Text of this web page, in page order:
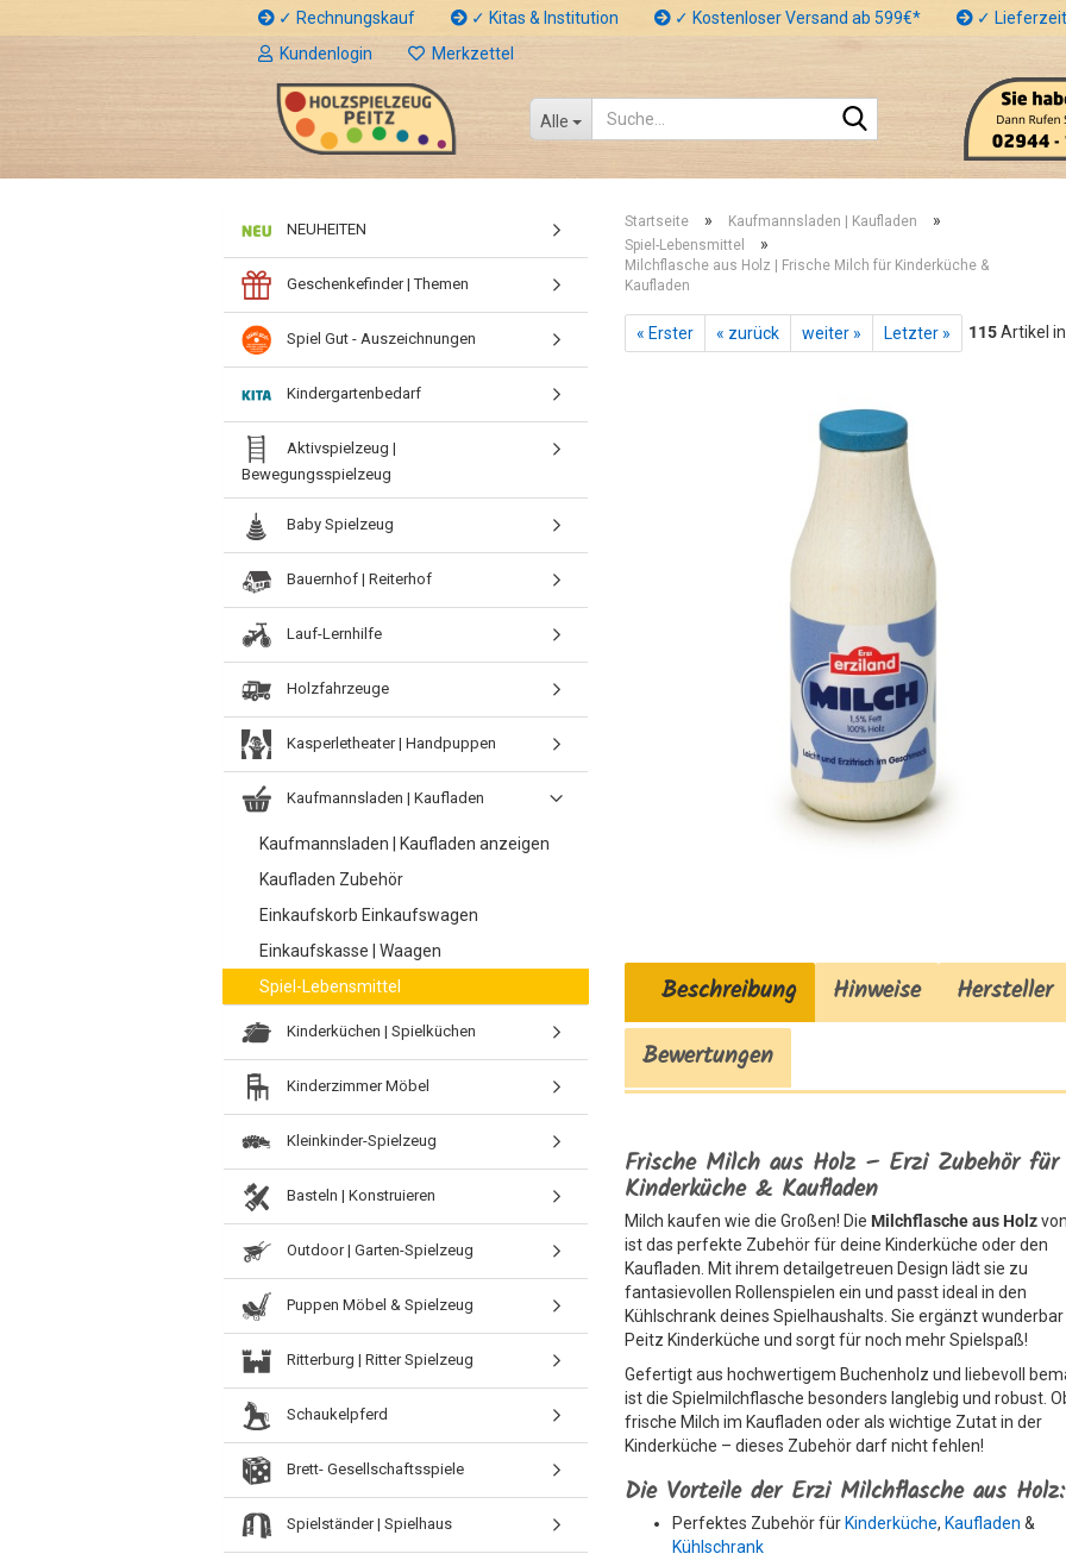
✓ Rechnungskauf ✓ Kitas & Institution ✓ Kostenloser Versand ab 599€*
✓
Kundenlogin
Merkzettel
Alle
Startseite » Kaufmannsladen | Kaufladen »
Spiel-Lebensmittel »
Milchflasche aus Holz | Frische Milch für Kinderküche &
Kaufladen
« Erster « zurück weiter » Letzter » 115Artikel
Beschreibung Hinweise
Hersteller
Bewertungen
Frische Milch aus Holz – Erzi Zubehör für
Kinderküche & Kaufladen
Milch kaufen wie die Großen! Die Milchflasche aus Holz
ist das perfekte Zubehör für deine Kinderküche oder den
Kaufladen. Mit ihrem detailgetreuen Design lädt sie zu
fantasievollen Rollenspielen ein und passt ideal in den
Kühlschrank deines Spielhaushalts. Sie ergänzt
Peitz Kinderküche und sorgt für noch mehr Spielspaß!
Gefertigt aus hochwertigem Buchenholz und liebevoll
ist die Spielmilchflasche besonders langlebig und robust.
frische Milch im Kaufladen oder als wichtige Zutat in der
Kinderküche – dieses Zubehör darf nicht fehlen!
Die Vorteile der Erzi Milchflasche aus Holz:
Perfektes Zubehör für Kinderküche, Kaufladen &
Kühlschrank
NEUHEITEN
Geschenkefinder | Themen
Spiel Gut - Auszeichnungen
Kindergartenbedarf
Aktivspielzeug |
Bewegungsspielzeug
Baby Spielzeug
Bauernhof | Reiterhof
Lauf-Lernhilfe
Holzfahrzeuge
Kasperletheater | Handpuppen
Kaufmannsladen | Kaufladen
Kaufmannsladen | Kaufladen anzeigen
Kaufladen Zubehör
Einkaufskorb Einkaufswagen
Einkaufskasse | Waagen
Spiel-Lebensmittel
Kinderküchen | Spielküchen
Kinderzimmer Möbel
Kleinkinder-Spielzeug
Basteln | Konstruieren
Outdoor | Garten-Spielzeug
Puppen Möbel & Spielzeug
Ritterburg | Ritter Spielzeug
Schaukelpferd
Brett- Gesellschaftsspiele
Spielständer | Spielhaus